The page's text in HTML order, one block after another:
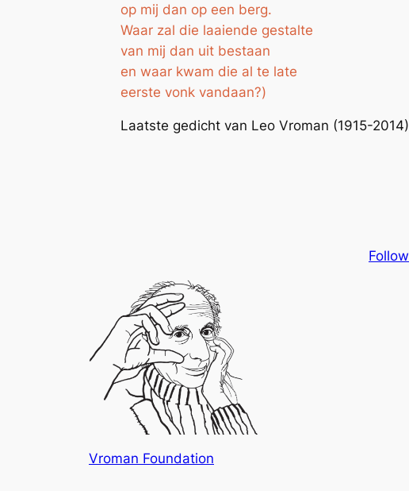
op mij dan op een berg.
Waar zal die laaiende gestalte
van mij dan uit bestaan
en waar kwam die al te late
eerste vonk vandaan?)
Laatste gedicht van Leo Vroman (1915-2014)
Vroman Foundation